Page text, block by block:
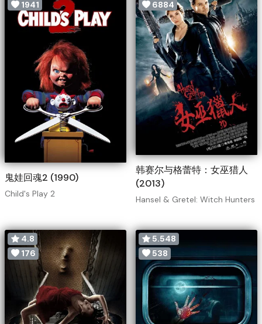
1941
鬼娃回魂2 (1990)
Child's Play 2
6884
韩赛尔与格蕾特：女巫猎人
(2013)
Hansel & Gretel: Witch Hunters
4.8
176
5.548
538